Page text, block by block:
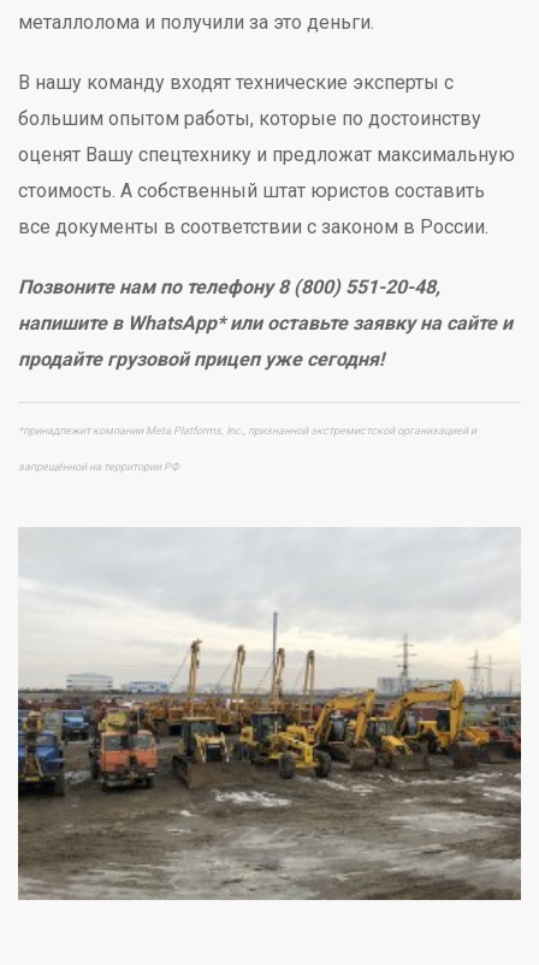
металлолома и получили за это деньги.
В нашу команду входят технические эксперты с
большим опытом работы, которые по достоинству
оценят Вашу спецтехнику и предложат максимальную
стоимость. А собственный штат юристов составить
все документы в соответствии с законом в России.
Позвоните нам по телефону 8 (800) 551-20-48,
напишите в WhatsApp* или оставьте заявку на сайте и
продайте грузовой прицеп уже сегодня!
*принадлежит компании Meta Platforms, Inc., признанной экстремистской организацией и
запрещённой на территории РФ